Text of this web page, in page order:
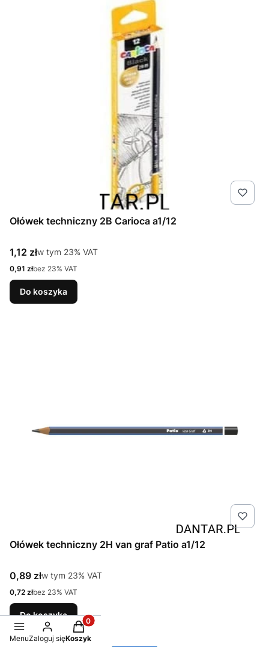
Ołówek techniczny 2B Carioca a1/12
Cena brutto
1,12 złw tym %s VAT
w tym 23% VAT
Cena netto
0,91 złbez 23% VAT
Do koszyka
Ołówek techniczny 2H van graf Patio a1/12
Cena brutto
0,89 złw tym %s VAT
w tym 23% VAT
Cena netto
0,72 złbez 23% VAT
Do koszyka
MenuZaloguj się
Produkty w koszyku: 0. Zobacz szczegóły
Koszyk